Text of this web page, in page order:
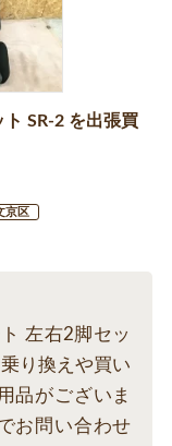
SR-2 を出張買
京区
左右2脚セッ
り換えや買い
品がございま
お問い合わせ